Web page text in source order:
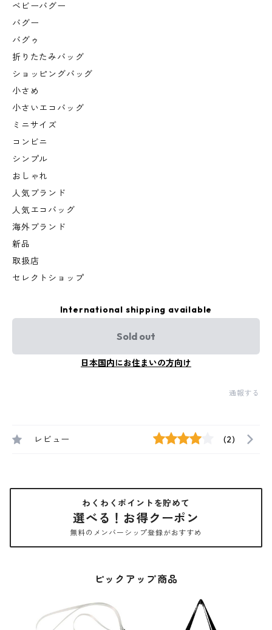
ベビーバグー
バグー
バグゥ
折りたたみバッグ
ショッピングバッグ
小さめ
小さいエコバッグ
ミニサイズ
コンビニ
シンプル
おしゃれ
人気ブランド
人気エコバッグ
海外ブランド
新品
取扱店
セレクトショップ
International shipping available
Sold out
日本国内にお住まいの方向け
通報する
レビュー (2)
わくわくポイントを貯めて
選べる！お得クーポン
無料のメンバーシップ登録がおすすめ
ピックアップ商品